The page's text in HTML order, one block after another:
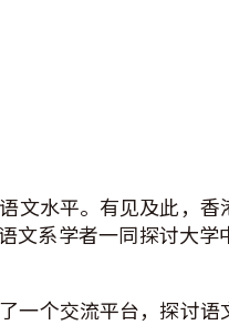
文水平。有见及此，香
文系学者一同探讨大学
一个交流平台，探讨语